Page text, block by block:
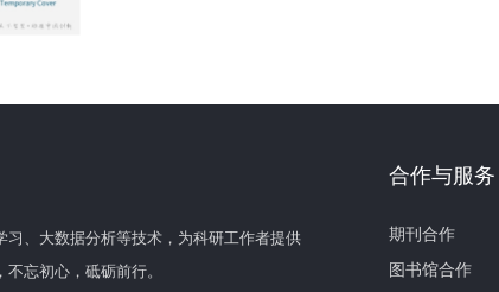
、大数据分析等技术，为科研工作者提供
忘初心，砥砺前行。
合作与服务
期刊合作
图书馆合作